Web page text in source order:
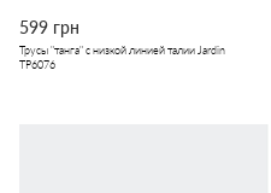
599 грн
Трусы "танга" с низкой линией талии Jardin
TP6076